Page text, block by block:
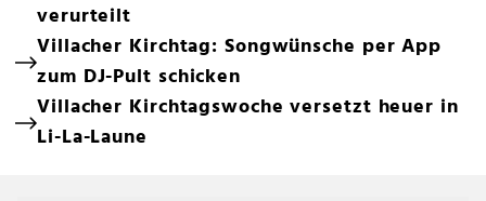
verurteilt
Villacher Kirchtag: Songwünsche per App
zum DJ-Pult schicken
Villacher Kirchtagswoche versetzt heuer in
Li-La-Laune